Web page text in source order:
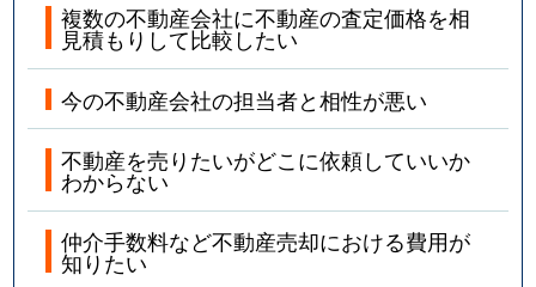
複数の不動産会社に不動産の査定価格を相
見積もりして比較したい
今の不動産会社の担当者と相性が悪い
不動産を売りたいがどこに依頼していいか
わからない
仲介手数料など不動産売却における費用が
知りたい